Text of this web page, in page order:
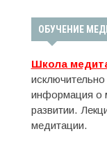
ОБУЧЕНИЕ
Школа
информация о
развитии.
медитации.